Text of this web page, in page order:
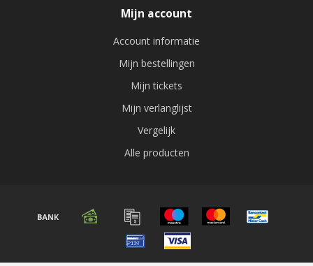
Mijn account
Account informatie
Mijn bestellingen
Mijn tickets
Mijn verlanglijst
Vergelijk
Alle producten